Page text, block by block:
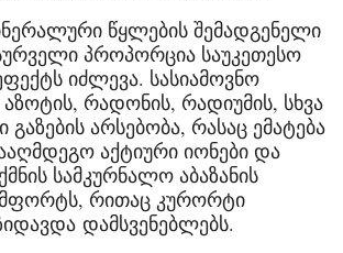
წყლების შემადგენელი
პროპორცია საუკეთესო
იძლევა. სასიამოვნო
რადონის, რადიუმის, სხვა
არსებობა, რასაც ემატება
აქტიური იონები და
სამკურნალო აბაზანის
რითაც კურორტი
დამსვენებლებს.